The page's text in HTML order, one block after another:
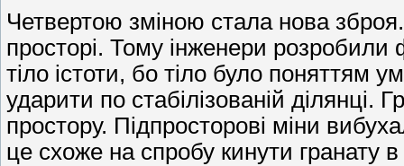
Четвертою зміною стала нова
просторі. Тому інженери розробили
тіло істоти, бо тіло було поняттям
ударити по стабілізованій
простору. Підпросторові міни
це схоже на спробу кинути гранату